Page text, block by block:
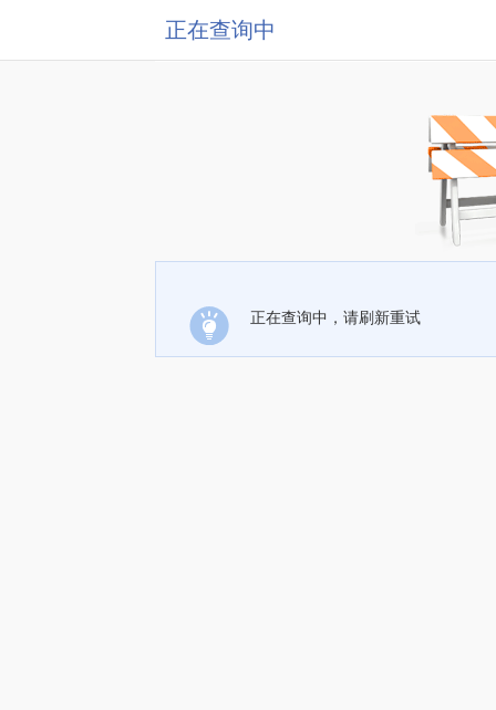
正在查询中
正在查询中，请刷新重试